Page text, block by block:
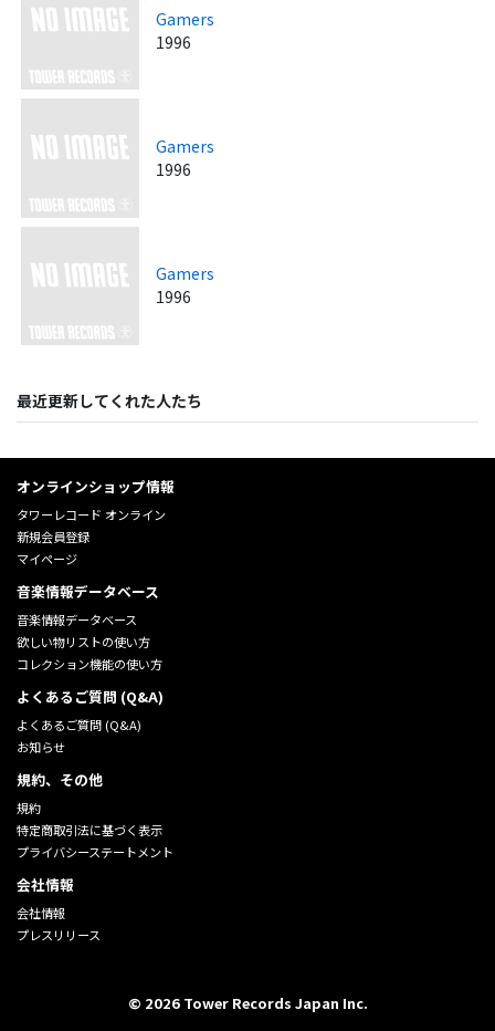
Gamers
1996
Gamers
1996
Gamers
1996
最近更新してくれた人たち
オンラインショップ情報
タワーレコード オンライン
新規会員登録
マイページ
音楽情報データベース
音楽情報データベース
欲しい物リストの使い方
コレクション機能の使い方
よくあるご質問 (Q&A)
よくあるご質問 (Q&A)
お知らせ
規約、その他
規約
特定商取引法に基づく表示
プライバシーステートメント
会社情報
会社情報
プレスリリース
© 2026Tower Records Japan Inc.